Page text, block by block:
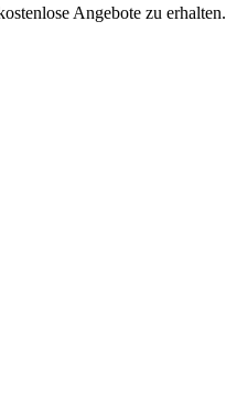
Angebote zu erhalten.